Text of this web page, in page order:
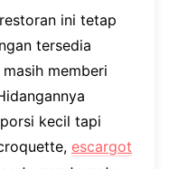
ini tetap
tersedia
memberi
kecil tapi
escargot